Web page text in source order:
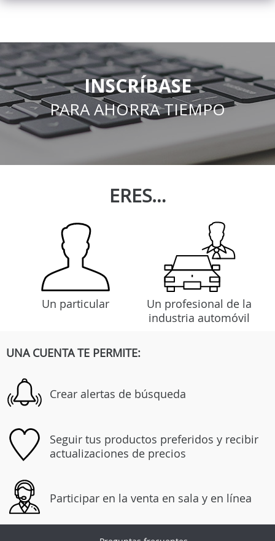
INSCRÍBASE
PARA AHORRA TIEMPO
ERES…
Un particular
Un profesional de la
industria automóvil
UNA CUENTA TE PERMITE:
Crear alertas de búsqueda
Seguir tus productos preferidos y recibir
actualizaciones de precios
Participar en la venta en sala y en línea